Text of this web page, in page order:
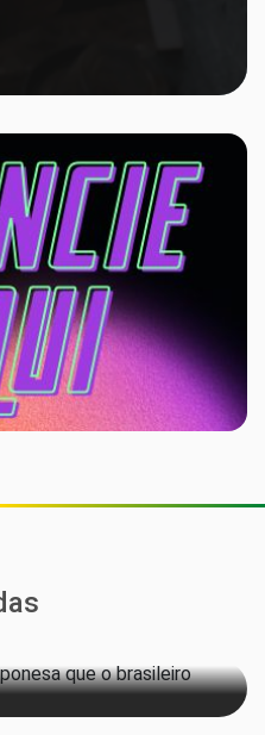
educação financeira nos
e médio